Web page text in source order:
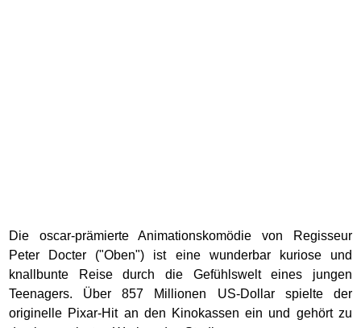
Die oscar-prämierte Animationskomödie von Regisseur
Peter Docter ("Oben") ist eine wunderbar kuriose und
knallbunte Reise durch die Gefühlswelt eines jungen
Teenagers. Über 857 Millionen US-Dollar spielte der
originelle Pixar-Hit an den Kinokassen ein und gehört zu